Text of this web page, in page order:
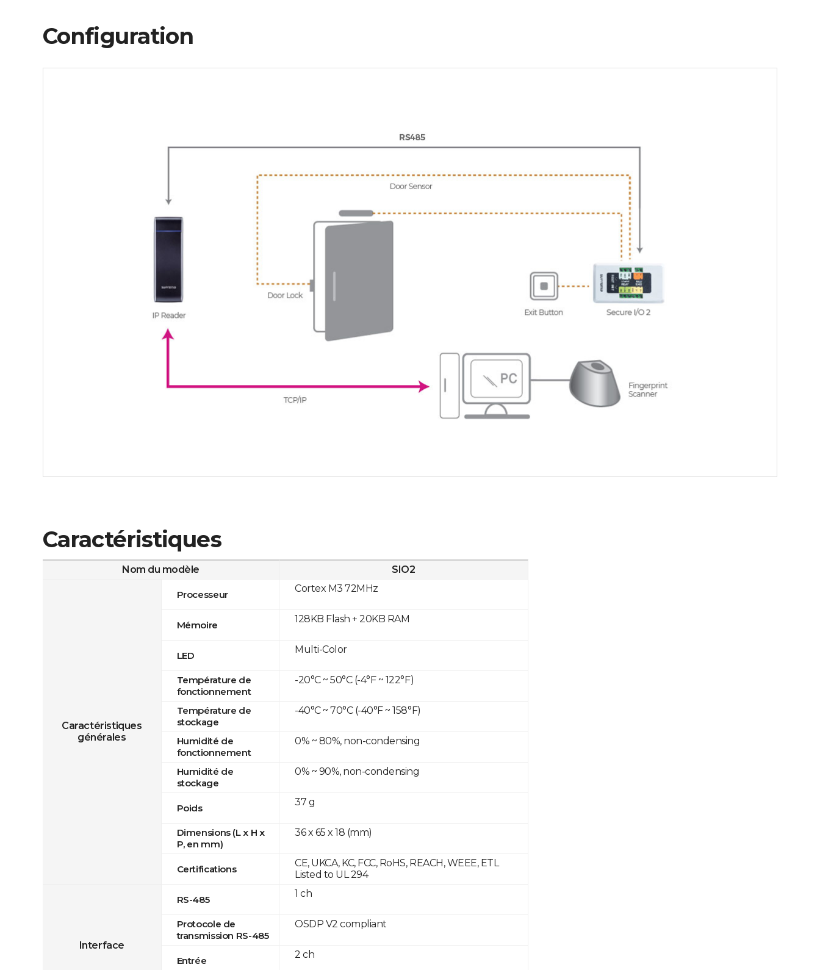
Configuration
Caractéristiques
Nom du modèle
Caractéristiques
générales
Processeur
Mémoire
LED
Température de
fonctionnement
Température de
stockage
Humidité de
fonctionnement
Humidité de
stockage
Poids
Dimensions (L x H x
P, en mm)
Certifications
Interface
RS-485
Protocole de
transmission RS-485
Entrée
SIO2
Cortex M3 72MHz
128KB Flash + 20KB RAM
Multi-Color
-20°C ~ 50°C (-4°F ~ 122°F)
-40°C ~ 70°C (-40°F ~ 158°F)
0% ~ 80%, non-condensing
0% ~ 90%, non-condensing
37 g
36 x 65 x 18 (mm)
CE, UKCA, KC, FCC, RoHS, REACH, WEEE, ETL
Listed to UL 294
1 ch
OSDP V2 compliant
2 ch